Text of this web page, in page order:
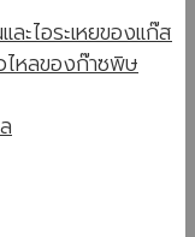
ะไอระเหยของแก๊ส
หลของก๊าซพิษ